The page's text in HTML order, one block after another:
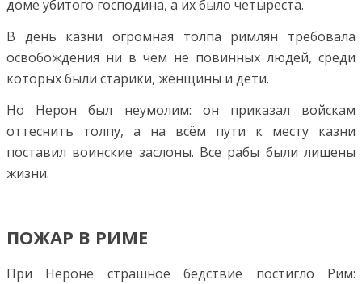
доме убитого господина, а их было четыреста.
В день казни огромная толпа римлян требовала
освобождения ни в чём не повинных людей, среди
которых были старики, женщины и дети.
Но Нерон был неумолим: он приказал войскам
оттеснить толпу, а на всём пути к месту казни
поставил воинские заслоны. Все рабы были лишены
жизни.
ПОЖАР В РИМЕ
При Нероне страшное бедствие постигло Рим: